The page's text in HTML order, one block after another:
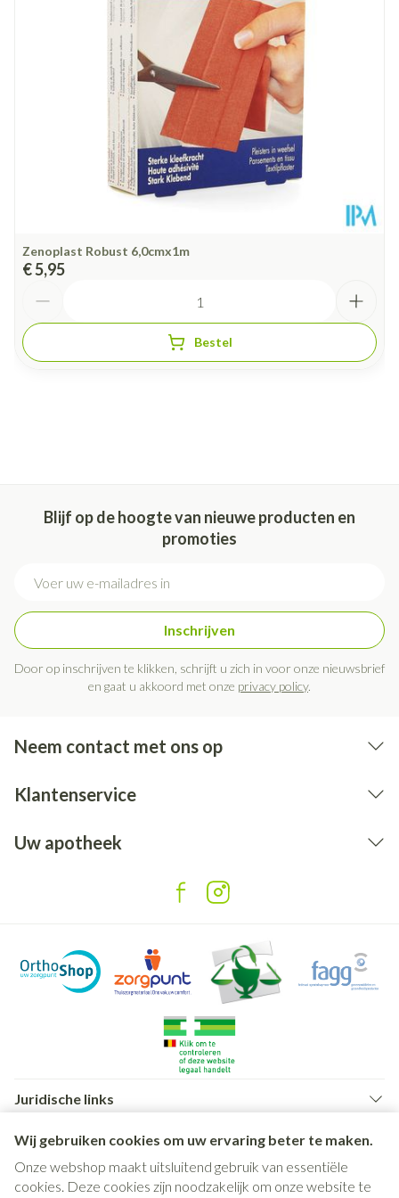
Wij gebruiken cookies om uw ervaring beter te maken.
Onze webshop maakt uitsluitend gebruik van essentiële
cookies. Deze cookies zijn noodzakelijk om onze website te
Zenoplast Robust 6,0cmx1m
€ 5,95
Bestel
Blijf op de hoogte van nieuwe producten en
promoties
Inschrijven
Door op inschrijven te klikken, schrijft u zich in voor onze nieuwsbrief
en gaat u akkoord met onze privacy policy.
Neem contact met ons op
Klantenservice
Uw apotheek
Juridische links